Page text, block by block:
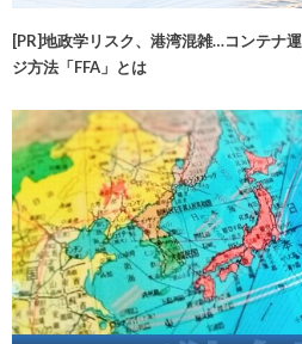
[PR]地政学リスク、港湾混雑…コンテナ
ジ方法「FFA」とは